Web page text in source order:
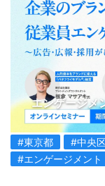
エンゲージメ
#東京都 #中央
#エンゲージメント